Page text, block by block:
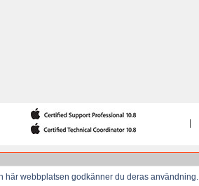
här webbplatsen godkänner du deras användning.